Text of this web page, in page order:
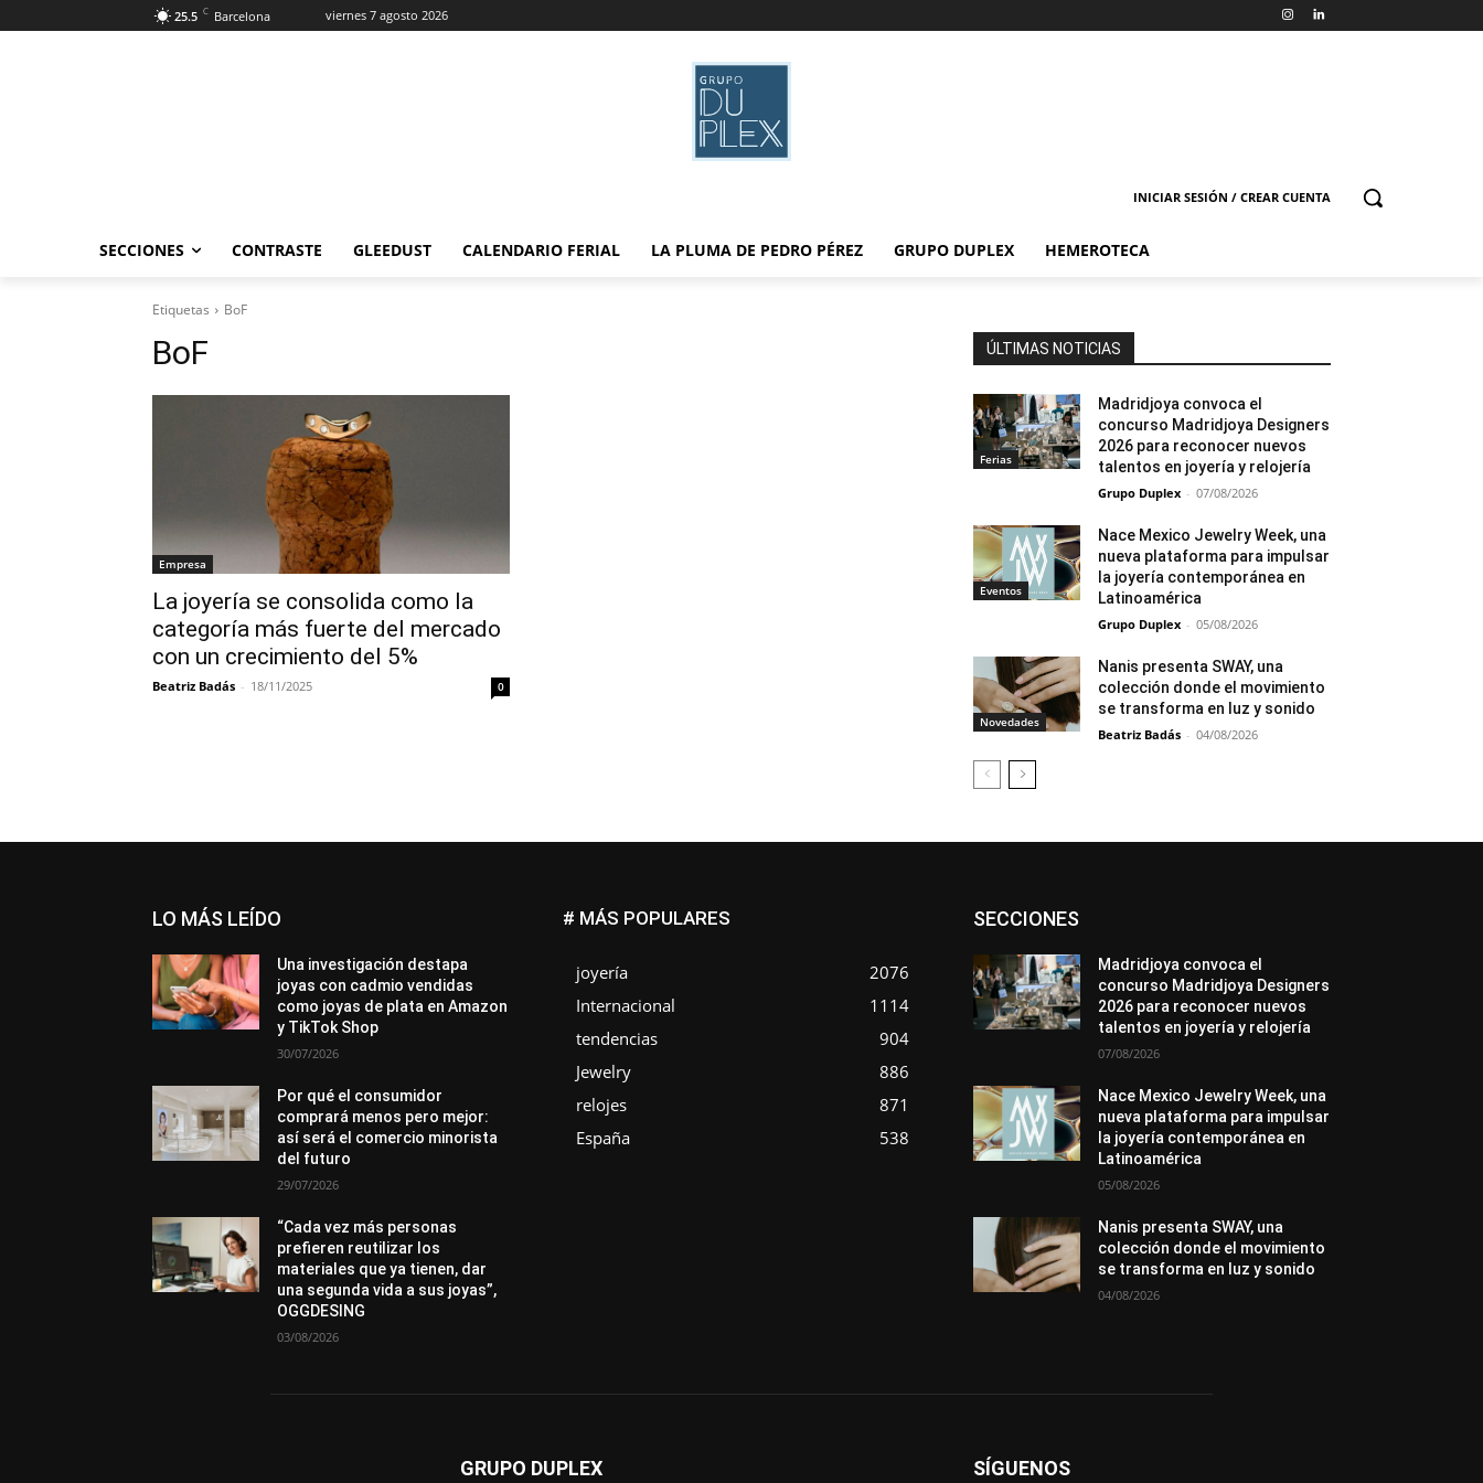
25.5 C Barcelona viernes 7 agosto 2026
INICIAR SESIÓN / CREAR CUENTA
SECCIONES CONTRASTE GLEEDUST CALENDARIO FERIAL LA PLUMA DE PEDRO PÉREZ GRUPO DUPLEX HEMEROTECA
Etiquetas BoF
BoF
Empresa
La joyería se consolida como la
categoría más fuerte del mercado
con un crecimiento del 5%
Beatriz Badás - 18/11/2025 0
ÚLTIMAS NOTICIAS
Ferias
Madridjoya convoca el
concurso Madridjoya Designers
2026 para reconocer nuevos
talentos en joyería y relojería
Grupo Duplex - 07/08/2026
Eventos
Nace Mexico Jewelry Week, una
nueva plataforma para impulsar
la joyería contemporánea en
Latinoamérica
Grupo Duplex - 05/08/2026
Novedades
Nanis presenta SWAY, una
colección donde el movimiento
se transforma en luz y sonido
Beatriz Badás - 04/08/2026
LO MÁS LEÍDO
Una investigación destapa
joyas con cadmio vendidas
como joyas de plata en Amazon
y TikTok Shop
30/07/2026
Por qué el consumidor
comprará menos pero mejor:
así será el comercio minorista
del futuro
29/07/2026
“Cada vez más personas
prefieren reutilizar los
materiales que ya tienen, dar
una segunda vida a sus joyas”,
OGGDESING
03/08/2026
# MÁS POPULARES
joyería
2076
Internacional
1114
tendencias
904
Jewelry
886
relojes
871
España
538
SECCIONESAsociaciones
En tendencia
In memoriam
La Pluma de Pedro Pérez
México
Mundo Técnico
Novedades
Opiniones
Perspectiva
Premios
Secciones
Sin categoría
Sucesos
Madridjoya convoca el
concurso Madridjoya Designers
2026 para reconocer nuevos
talentos en joyería y relojería
07/08/2026
Nace Mexico Jewelry Week, una
nueva plataforma para impulsar
la joyería contemporánea en
Latinoamérica
05/08/2026
Nanis presenta SWAY, una
colección donde el movimiento
se transforma en luz y sonido
04/08/2026
GRUPO DUPLEX SÍGUENOS